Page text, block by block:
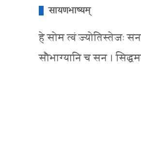
सायणभाष्यम्
हे सोम त्वं ज्योतिस्तेजः सन
सौभाग्यानि च सन ।